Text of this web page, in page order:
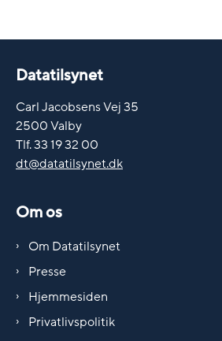
Datatilsynet
Carl Jacobsens Vej 35
2500 Valby
Tlf. 33 19 32 00
dt@datatilsynet.dk
Om os
Om Datatilsynet
Presse
Hjemmesiden
Privatlivspolitik